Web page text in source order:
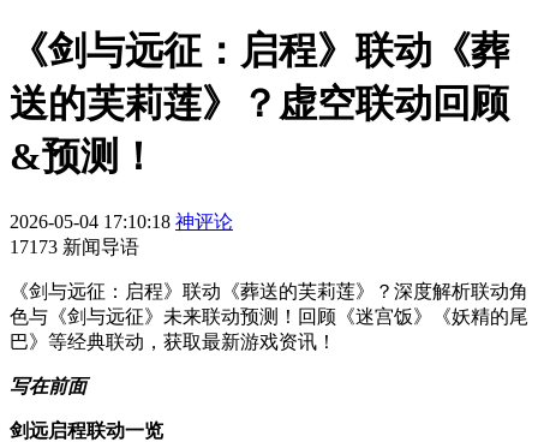
《剑与远征：启程》联动《葬
送的芙莉莲》？虚空联动回顾
&预测！
2026-05-04 17:10:18 神评论
17173 新闻导语
《剑与远征：启程》联动《葬送的芙莉莲》？深度解析联动角
色与《剑与远征》未来联动预测！回顾《迷宫饭》《妖精的尾
巴》等经典联动，获取最新游戏资讯！
写在前面
剑远启程联动一览